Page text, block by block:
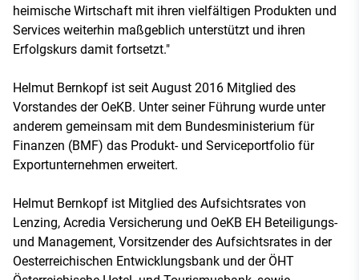
heimische Wirtschaft mit ihren vielfältigen Produkten und
Services weiterhin maßgeblich unterstützt und ihren
Erfolgskurs damit fortsetzt."
Helmut Bernkopf ist seit August 2016 Mitglied des
Vorstandes der OeKB. Unter seiner Führung wurde unter
anderem gemeinsam mit dem Bundesministerium für
Finanzen (BMF) das Produkt- und Serviceportfolio für
Exportunternehmen erweitert.
Helmut Bernkopf ist Mitglied des Aufsichtsrates von
Lenzing, Acredia Versicherung und OeKB EH Beteiligungs-
und Management, Vorsitzender des Aufsichtsrates in der
Oesterreichischen Entwicklungsbank und der ÖHT